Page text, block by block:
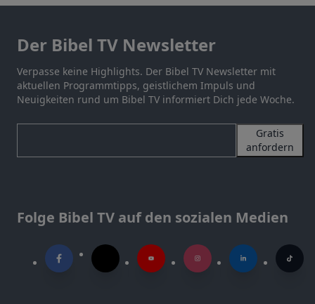
Der Bibel TV Newsletter
Verpasse keine Highlights. Der Bibel TV Newsletter mit
aktuellen Programmtipps, geistlichem Impuls und
Neuigkeiten rund um Bibel TV informiert Dich jede Woche.
Gratis
anfordern
Folge Bibel TV auf den sozialen Medien